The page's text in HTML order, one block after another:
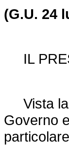
(G.U. 24
IL
Vista la
Governo